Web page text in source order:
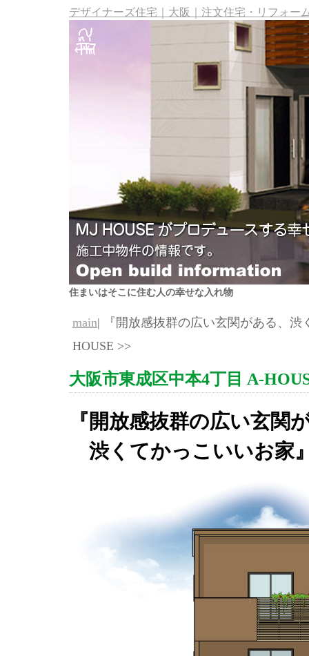
デザイナーズ住宅｜大阪｜注文住宅・リフォー
住まいはそこに住む人の幸せな入れ物
main| 『開放感抜群の広い玄関がある、
HOUSE >>
大阪市東成区中本4丁目 A-
『開放感抜群の広い玄関
渋くてかっこいいお家